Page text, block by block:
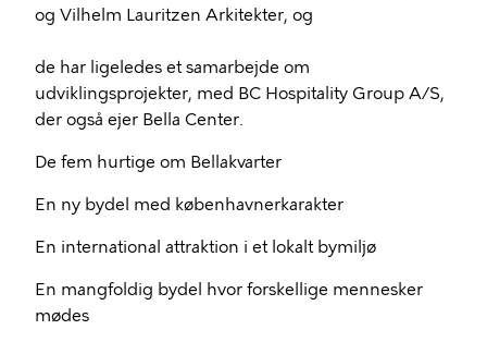
og Vilhelm Lauritzen Arkitekter, og
de har ligeledes et samarbejde om
udviklingsprojekter, med BC Hospitality Group A/S,
der også ejer Bella Center.
De fem hurtige om Bellakvarter
En ny bydel med københavnerkarakter
En international attraktion i et lokalt bymiljø
En mangfoldig bydel hvor forskellige mennesker
mødes